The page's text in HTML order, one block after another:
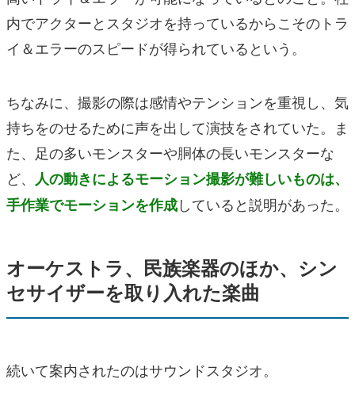
内でアクターとスタジオを持っているからこそのトラ
イ＆エラーのスピードが得られているという。
ちなみに、撮影の際は感情やテンションを重視し、気
持ちをのせるために声を出して演技をされていた。ま
た、足の多いモンスターや胴体の長いモンスターな
ど、 人の動きによるモーション撮影が難しいものは、
手作業でモーションを作成していると説明があった。
オーケストラ、民族楽器のほか、シン
セサイザーを取り入れた楽曲
続いて案内されたのはサウンドスタジオ。